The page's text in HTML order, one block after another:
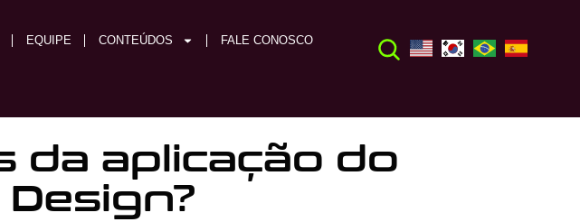
EQUIPE CONTEÚDOS FALE CONOSCO
da aplicação do